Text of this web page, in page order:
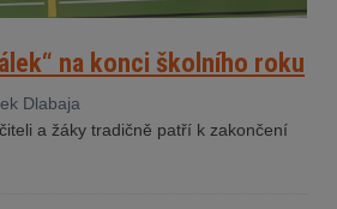
na konci školního roku
Dlabaja
a žáky tradičně patří k zakončení